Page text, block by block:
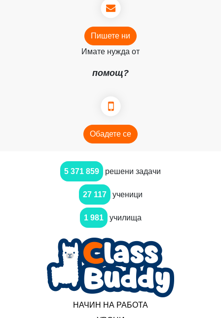
Пишете ни
Имате нужда от
помощ?
Обадете се
5 371 859 решени задачи
27 117 ученици
1 981 училища
НАЧИН НА РАБОТА